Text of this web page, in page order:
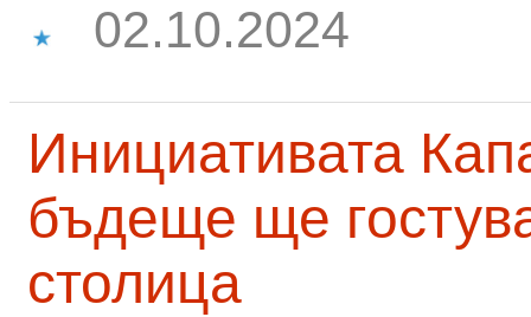
02.10.2024
Инициативата
бъдеще ще
столица